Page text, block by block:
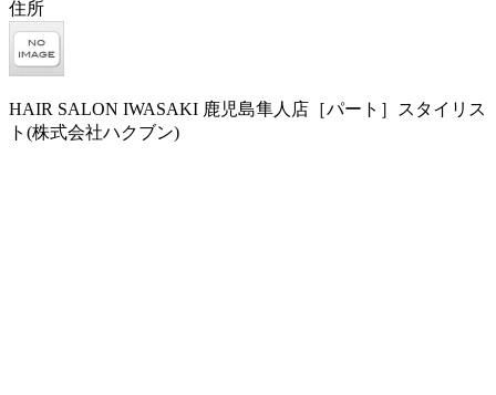
住所
HAIR SALON IWASAKI 鹿児島隼人店［パート］スタイリス
ト(株式会社ハクブン)